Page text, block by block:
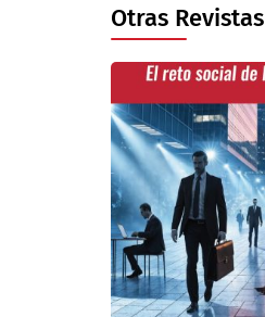
Otras Revistas